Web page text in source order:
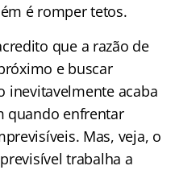
é romper tetos.
que a razão de
e buscar
inevitavelmente acaba
quando enfrentar
Mas, veja, o
trabalha a